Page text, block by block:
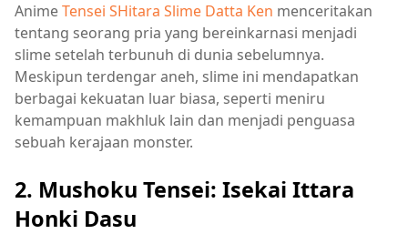
AnimeTensei SHitara Slime Datta Ken menceritakan
tentang seorang pria yang bereinkarnasi menjadi
slime setelah terbunuh di dunia sebelumnya.
Meskipun terdengar aneh, slime ini mendapatkan
berbagai kekuatan luar biasa, seperti meniru
kemampuan makhluk lain dan menjadi penguasa
sebuah kerajaan monster.
2. Mushoku Tensei: Isekai Ittara
Honki Dasu